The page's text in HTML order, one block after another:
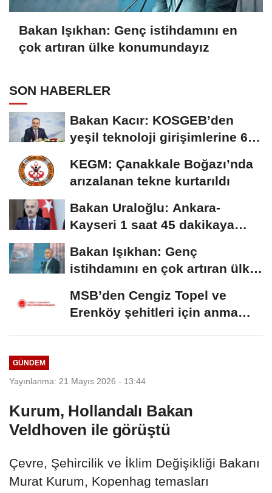
Bakan Işıkhan: Genç istihdamını en
çok artıran ülke konumundayız
SON HABERLER
Bakan Kacır: KOSGEB’den
yeşil teknoloji girişimlerine 6,5
KEGM: Çanakkale Boğazı’nda
arızalanan tekne kurtarıldı
Bakan Uraloğlu: Ankara-
Kayseri 1 saat 45 dakikaya
Bakan Işıkhan: Genç
istihdamını en çok artıran ülke
MSB’den Cengiz Topel ve
Erenköy şehitleri için anma
GÜNDEM
Yayınlanma: 21 Mayıs 2026 - 13:44
Kurum, Hollandalı Bakan
Veldhoven ile görüştü
Çevre, Şehircilik ve İklim Değişikliği Bakanı
Murat Kurum, Kopenhag temasları